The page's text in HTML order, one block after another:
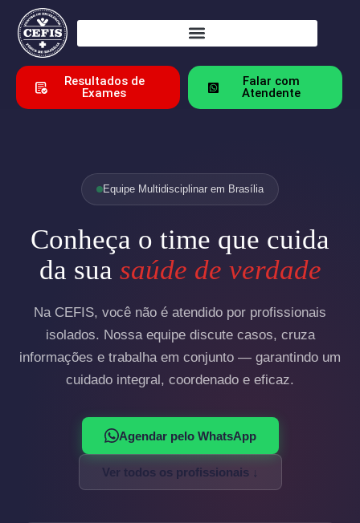
Resultados de
Exames
Falar com
Atendente
Equipe Multidisciplinar em Brasília
Conheça o time que cuida
da sua saúde de verdade
Na CEFIS, você não é atendido por profissionais
isolados. Nossa equipe discute casos, cruza
informações e trabalha em conjunto — garantindo um
cuidado integral, coordenado e eficaz.
Agendar pelo WhatsApp
Ver todos os profissionais ↓